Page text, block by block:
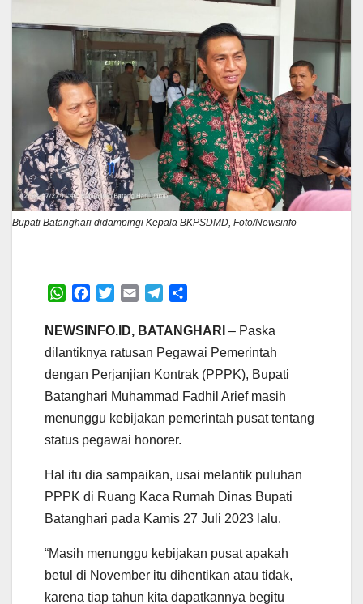
Bupati Batanghari didampingi Kepala BKPSDMD, Foto/Newsinfo
W
a
A
p
p
c
b
o
o
k
i
e
r
a
l
e
r
a
m
a
NEWSINFO.ID, BATANGHARI – Paska
dilantiknya ratusan Pegawai Pemerintah
dengan Perjanjian Kontrak (PPPK), Bupati
Batanghari Muhammad Fadhil Arief masih
menunggu kebijakan pemerintah pusat tentang
status pegawai honorer.
Hal itu dia sampaikan, usai melantik puluhan
PPPK di Ruang Kaca Rumah Dinas Bupati
Batanghari pada Kamis 27 Juli 2023 lalu.
“Masih menunggu kebijakan pusat apakah
betul di November itu dihentikan atau tidak,
karena tiap tahun kita dapatkannya begitu